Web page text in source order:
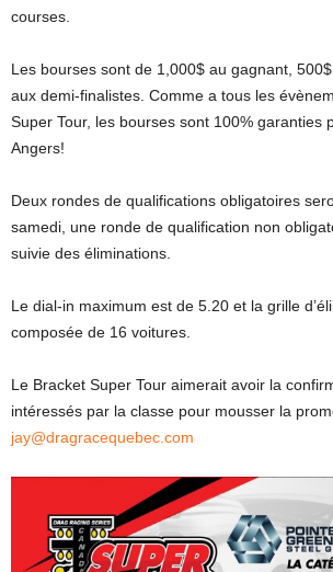
courses.
Les bourses sont de 1,000$ au gagnant,
aux demi-finalistes. Comme a tous les
Super Tour, les bourses sont 100% garanties
Angers!
Deux rondes de qualifications obligatoires
samedi, une ronde de qualification non
suivie des éliminations.
Le dial-in maximum est de 5.20 et la grille
composée de 16 voitures.
Le Bracket Super Tour aimerait avoir la
intéressés par la classe pour mousser la
jay@dragracequebec.com